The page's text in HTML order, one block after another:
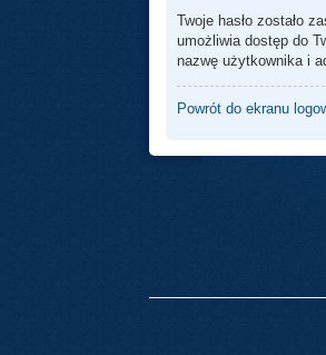
Twoje hasło zostało
umożliwia dostęp do
nazwę użytkownika i
Powrót do ekranu